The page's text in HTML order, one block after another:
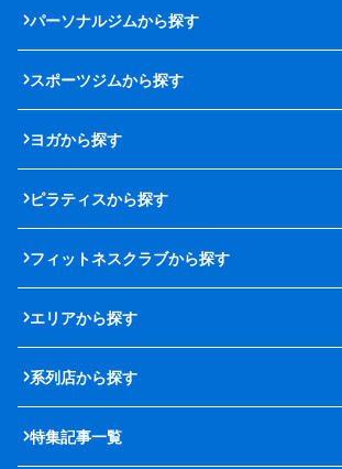
パーソナルジムから探す
スポーツジムから探す
ヨガから探す
ピラティスから探す
フィットネスクラブから探す
エリアから探す
系列店から探す
特集記事一覧